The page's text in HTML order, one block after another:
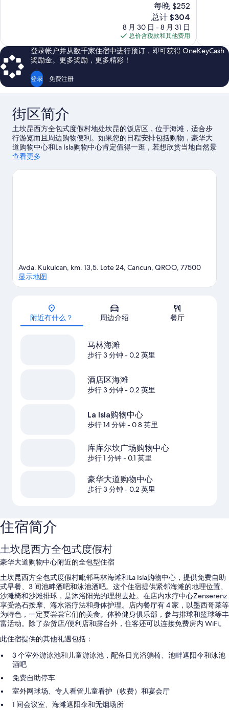
1,164
条
点
评
每晚 $252
新
价
格
$304
总计 $304
8 月 30 日 - 8 月 31 日
总价含税款和其他费用
1,008
条
登录帐户并从数千家住宿中进行预订，即可获得 OneKeyCash
奖励金。更多奖励，更多精彩！
登录 免费注册
街区简介
土坎昆西方全包式度假村地处坎昆的饭店区，位于海滩，适合步
行游览而且周边购物便利。如果您的日程安排包括购物，豪华大
道购物中心和La Isla购物中心肯定值得一逛，若想欣赏当地自然景
观，可以探索马林海滩和海豚海滩。水上世界和雷伊遺址是另外
高尔夫运动。
查看更多
地图
Avda. Kukulcan, km. 13,5. Lote 24, Cancun, QROO, 77500
显示地图
附近有什么？ 周边介绍 餐厅
马林海滩
步行 3 分钟- 0.2 英里
酒店区海滩
步行 3 分钟- 0.2 英里
La Isla购物中心
步行 14 分钟- 0.8 英里
库库尔坎广场购物中心
步行 1 分钟- 0.1 英里
豪华大道购物中心
步行 3 分钟- 0.2 英里
住宿简介
土坎昆西方全包式度假村
豪华大道购物中心附近的全包型住宿
土坎昆西方全包式度假村毗邻马林海滩和La Isla购物中心，提供免费自助
式早餐、3 间池畔酒吧和泳池酒吧。这个住宿提供紧邻海滩的地理位置、
沙滩椅和沙滩排球，是沐浴阳光的理想去处。在店内水疗中心Zenserenz
享受热石按摩、海水浴疗法和身体护理。店内餐厅有 4 家，以墨西哥菜等
为特色，一定要尝尝它们的美食。体验健身俱乐部，参与排球和篮球等丰
富活动。除了杂货店/便利店和露台外，住客还可以连接免费房内 WiFi。
此住宿提供的其他礼遇包括：
3 个室外游泳池和儿童游泳池，配备日光浴躺椅、池畔遮阳伞和泳池
酒吧
免费自助停车
室外网球场、专人看管儿童看护（收费）和宴会厅
1 间会议室、海滩遮阳伞和无烟场所